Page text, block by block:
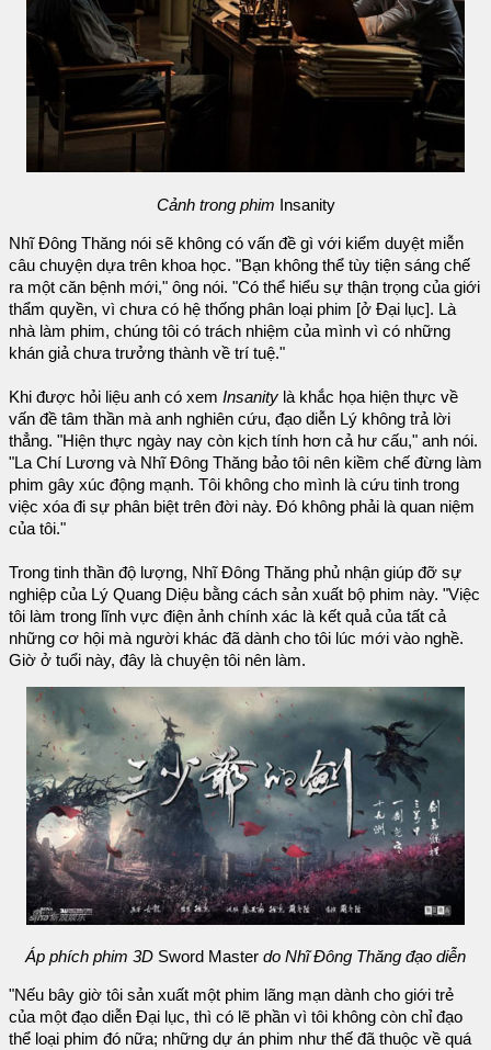
Cảnh trong phim Insanity
Nhĩ Đông Thăng nói sẽ không có vấn đề gì với kiểm duyệt miễn
câu chuyện dựa trên khoa học. "Bạn không thể tùy tiện sáng chế
ra một căn bệnh mới," ông nói. "Có thể hiểu sự thận trọng của giới
thẩm quyền, vì chưa có hệ thống phân loại phim [ở Đại lục]. Là
nhà làm phim, chúng tôi có trách nhiệm của mình vì có những
khán giả chưa trưởng thành về trí tuệ."
Khi được hỏi liệu anh có xem Insanity là khắc họa hiện thực về
vấn đề tâm thần mà anh nghiên cứu, đạo diễn Lý không trả lời
thẳng. "Hiện thực ngày nay còn kịch tính hơn cả hư cấu," anh nói.
"La Chí Lương và Nhĩ Đông Thăng bảo tôi nên kiềm chế đừng làm
phim gây xúc động mạnh. Tôi không cho mình là cứu tinh trong
việc xóa đi sự phân biệt trên đời này. Đó không phải là quan niệm
của tôi."
Trong tinh thần độ lượng, Nhĩ Đông Thăng phủ nhận giúp đỡ sự
nghiệp của Lý Quang Diệu bằng cách sản xuất bộ phim này. "Việc
tôi làm trong lĩnh vực điện ảnh chính xác là kết quả của tất cả
những cơ hội mà người khác đã dành cho tôi lúc mới vào nghề.
Giờ ở tuổi này, đây là chuyện tôi nên làm.
Áp phích phim 3D Sword Master do Nhĩ Đông Thăng đạo diễn
"Nếu bây giờ tôi sản xuất một phim lãng mạn dành cho giới trẻ
của một đạo diễn Đại lục, thì có lẽ phần vì tôi không còn chỉ đạo
thể loại phim đó nữa; những dự án phim như thế đã thuộc về quá